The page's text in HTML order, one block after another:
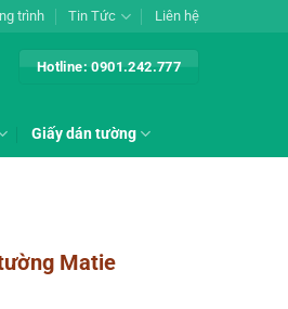
trình Tin Tức Liên hệ
Hotline: 0901.242.777
Giấy dán tường
Matie